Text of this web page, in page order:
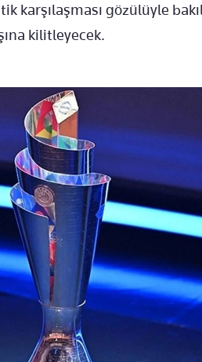
karşılaşması gözülüyle
kilitleyecek.